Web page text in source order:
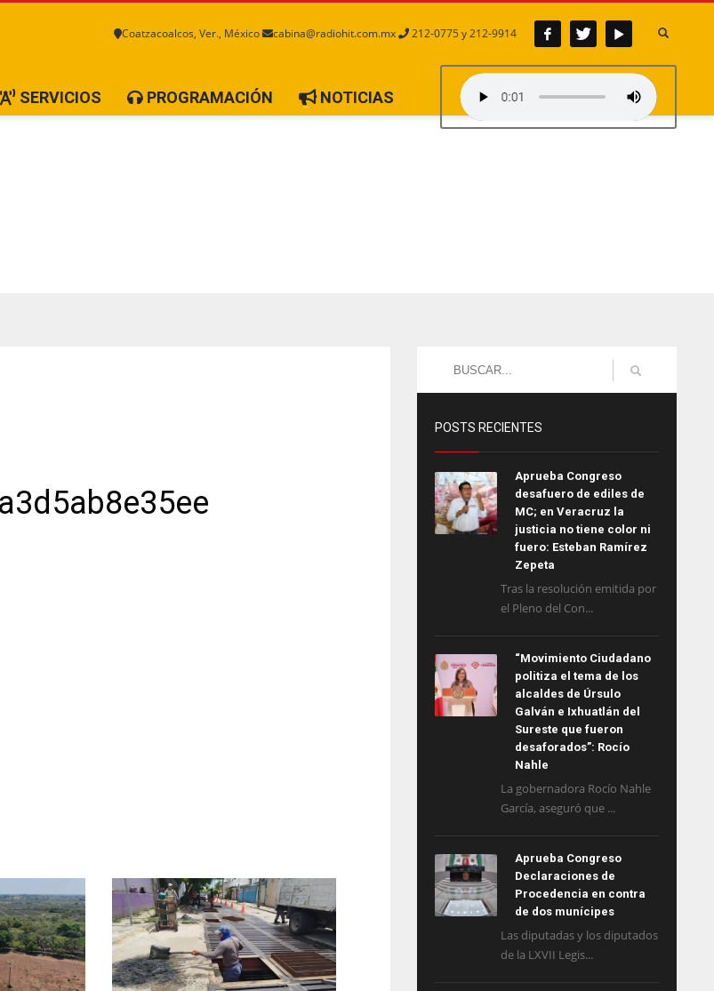
Coatzacoalcos, Ver., México cabina@radiohit.com.mx 212-0775 y 212-9914
SERVICIOS PROGRAMACIÓN NOTICIAS
POSTS RECIENTES
Aprueba Congreso
desafuero de ediles de
MC; en Veracruz la
justicia no tiene color ni
fuero: Esteban Ramírez
Zepeta
Tras la resolución emitida por
el Pleno del Con...
“Movimiento Ciudadano
politiza el tema de los
alcaldes de Úrsulo
Galván e Ixhuatlán del
Sureste que fueron
desaforados”: Rocío
Nahle
La gobernadora Rocío Nahle
García, aseguró que ...
Aprueba Congreso
Declaraciones de
Procedencia en contra
de dos munícipes
Las diputadas y los diputados
de la LXVII Legis...